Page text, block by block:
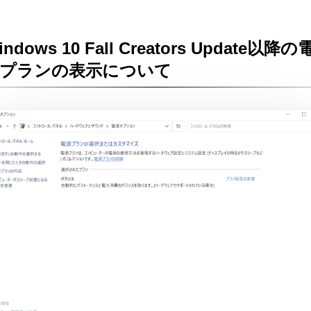
10 Fall Creators Update以降の
ランの表示について